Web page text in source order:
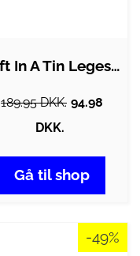
Gift In A Tin Legesæt - Learn & Play -…
189.95 DKK. 94.98
DKK.
Gå til shop
-49%